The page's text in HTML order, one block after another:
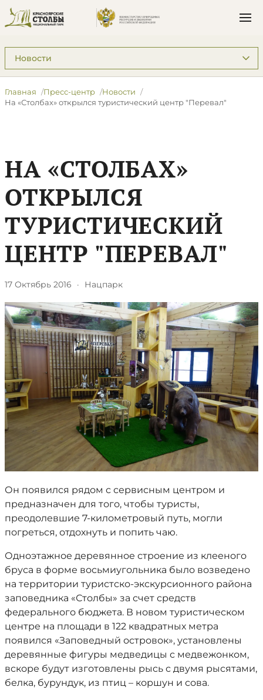
Подразделы: Пресс-центр
Главная Пресс-центр
Новости
На «Столбах» открылся туристический центр "Перевал"
НА «СТОЛБАХ»
ОТКРЫЛСЯ
ТУРИСТИЧЕСКИЙ
ЦЕНТР "ПЕРЕВАЛ"
17 Октябрь 2016 · Нацпарк
Он появился рядом с сервисным центром и
предназначен для того, чтобы туристы,
преодолевшие 7-километровый путь, могли
погреться, отдохнуть и попить чаю.
Одноэтажное деревянное строение из клееного
бруса в форме восьмиугольника было возведено
на территории туристско-экскурсионного района
заповедника «Столбы» за счет средств
федерального бюджета. В новом туристическом
центре на площади в 122 квадратных метра
появился «Заповедный островок», установлены
деревянные фигуры медведицы с медвежонком,
вскоре будут изготовлены рысь с двумя рысятами,
белка, бурундук, из птиц – коршун и сова.